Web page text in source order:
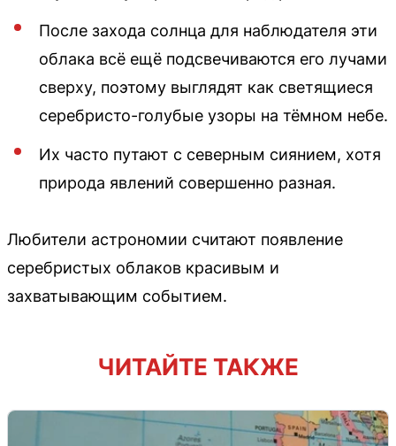
После захода солнца для наблюдателя эти
облака всё ещё подсвечиваются его лучами
сверху, поэтому выглядят как светящиеся
серебристо-голубые узоры на тёмном небе.
Их часто путают с северным сиянием, хотя
природа явлений совершенно разная.
Любители астрономии считают появление
серебристых облаков красивым и
захватывающим событием.
ЧИТАЙТЕ ТАКЖЕ